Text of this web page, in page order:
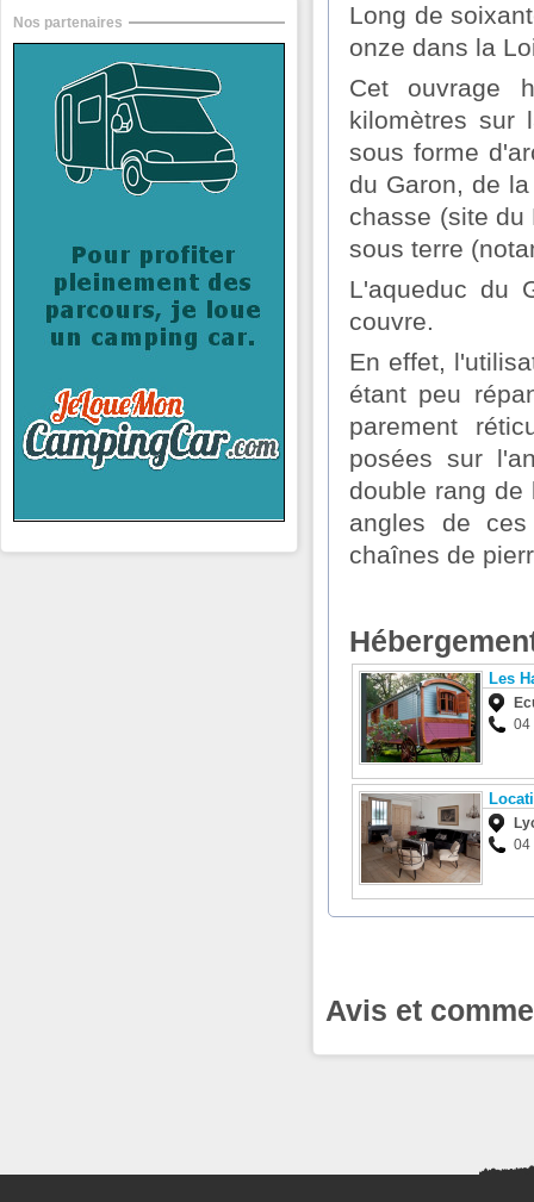
Long de
onze dans la
Cet ouvrage
kilomètres sur
sous forme
du Garon, de
chasse (site du
sous terre
L'aqueduc du
couvre.
En effet,
étant peu
parement
posées sur
double rang de
angles de
chaînes de
Les
04
04
Avis et
Nos partenaires